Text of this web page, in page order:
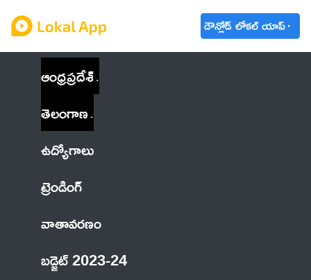
డౌన్లోడ్ లోకల్ యాప్
ఆంధ్రప్రదేశ్
తెలంగాణ
ఉద్యోగాలు
ట్రెండింగ్
వాతావరణం
బడ్జెట్ 2023-24